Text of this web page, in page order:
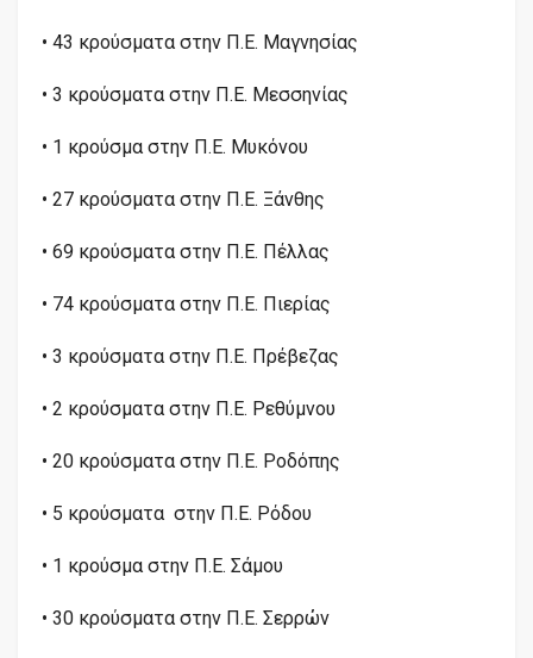
• 43 κρούσματα στην Π.Ε. Μαγνησίας
• 3 κρούσματα στην Π.Ε. Μεσσηνίας
• 1 κρούσμα στην Π.Ε. Μυκόνου
• 27 κρούσματα στην Π.Ε. Ξάνθης
• 69 κρούσματα στην Π.Ε. Πέλλας
• 74 κρούσματα στην Π.Ε. Πιερίας
• 3 κρούσματα στην Π.Ε. Πρέβεζας
• 2 κρούσματα στην Π.Ε. Ρεθύμνου
• 20 κρούσματα στην Π.Ε. Ροδόπης
• 5 κρούσματα στην Π.Ε. Ρόδου
• 1 κρούσμα στην Π.Ε. Σάμου
• 30 κρούσματα στην Π.Ε. Σερρών